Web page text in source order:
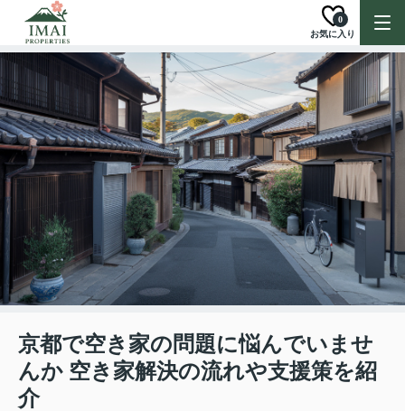
お気に入り
0
京都で空き家の問題に悩んでいませ
んか 空き家解決の流れや支援策を紹
介